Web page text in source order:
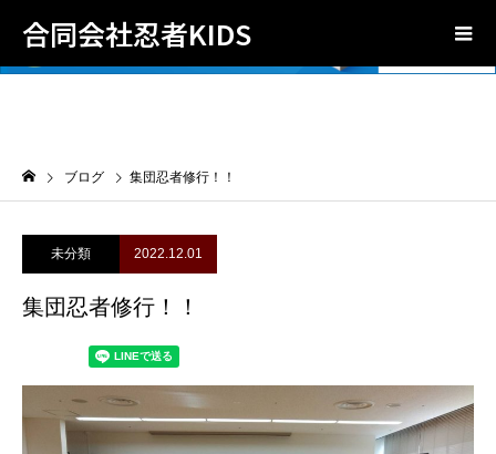
合同会社忍者KIDS
ブログ 集団忍者修行！！
未分類 2022.12.01
集団忍者修行！！